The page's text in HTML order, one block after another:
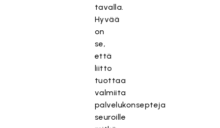
tavalla.
Hyvää
on
se,
että
liitto
tuottaa
valmiita
palvelukonsepteja
seuroille